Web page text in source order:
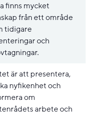
fönster.
finns mycket
från ett område
tidigare
och
är att presentera,
nyfikenhet och
om
arbete och